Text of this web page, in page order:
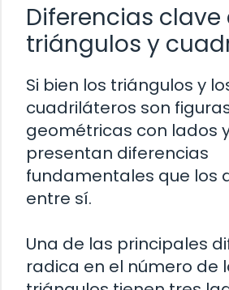
Diferencias clave
triángulos y
Si bien los triángulos y
cuadriláteros son
geométricas con lados
presentan diferencias
fundamentales que los
entre sí.
Una de las principales
radica en el número de